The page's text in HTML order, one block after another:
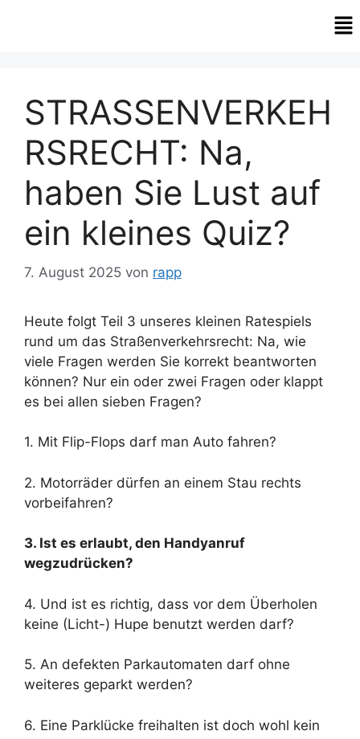
STRASSENVERKEH
RSRECHT: Na,
haben Sie Lust auf
ein kleines Quiz?
7. August 2025 von rapp
Heute folgt Teil 3 unseres kleinen Ratespiels
rund um das Straßenverkehrsrecht: Na, wie
viele Fragen werden Sie korrekt beantworten
können? Nur ein oder zwei Fragen oder klappt
es bei allen sieben Fragen?
1. Mit Flip-Flops darf man Auto fahren?
2. Motorräder dürfen an einem Stau rechts
vorbeifahren?
3. Ist es erlaubt, den Handyanruf
wegzudrücken?
4. Und ist es richtig, dass vor dem Überholen
keine (Licht-) Hupe benutzt werden darf?
5. An defekten Parkautomaten darf ohne
weiteres geparkt werden?
6. Eine Parklücke freihalten ist doch wohl kein